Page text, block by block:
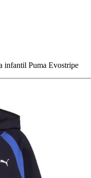
infantil Puma Evostripe